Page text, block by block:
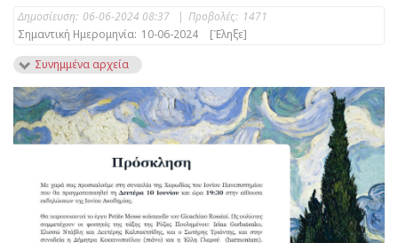
Δημοσίευση: 06-06-2024 08:37 | Προβολές: 1471
Σημαντική Ημερομηνία: 10-06-2024
[Έληξε]
Συνημμένα αρχεία